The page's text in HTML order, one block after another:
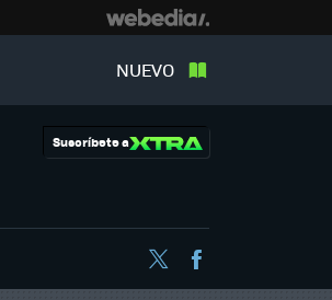
NUEVO
Suscríbete a
Twitter